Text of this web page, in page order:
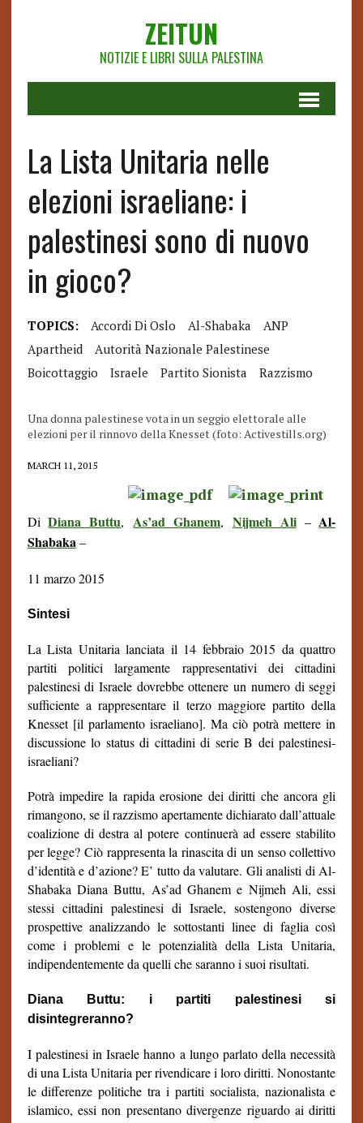
ZEITUN
NOTIZIE E LIBRI SULLA PALESTINA
La Lista Unitaria nelle
elezioni israeliane: i
palestinesi sono di nuovo
in gioco?
TOPICS: Accordi Di Oslo Al-Shabaka
ANP
Apartheid
Autorità Nazionale Palestinese
Boicottaggio
Israele Partito Sionista Razzismo
Una donna palestinese vota in un seggio elettorale alle
elezioni per il rinnovo della Knesset (foto: Activestills.org)
MARCH 11, 2015
DiDiana Buttu, As’ad Ghanem, Nijmeh Ali– Al-
Shabaka –
11 marzo 2015
Sintesi
La Lista Unitaria lanciata il 14 febbraio 2015 da quattro
partiti politici largamente rappresentativi dei cittadini
palestinesi di Israele dovrebbe ottenere un numero di seggi
sufficiente a rappresentare il terzo maggiore partito della
Knesset [il parlamento israeliano]. Ma ciò potrà mettere in
discussione lo status di cittadini di serie B dei palestinesi-
israeliani?
Potrà impedire la rapida erosione dei diritti che ancora gli
rimangono, se il razzismo apertamente dichiarato dall’attuale
coalizione di destra al potere continuerà ad essere stabilito
per legge? Ciò rappresenta la rinascita di un senso collettivo
d’identità e d’azione? E’ tutto da valutare. Gli analisti di Al-
Shabaka Diana Buttu, As’ad Ghanem e Nijmeh Ali, essi
stessi cittadini palestinesi di Israele, sostengono diverse
prospettive analizzando le sottostanti linee di faglia così
come i problemi e le potenzialità della Lista Unitaria,
indipendentemente da quelli che saranno i suoi risultati.
Diana Buttu: i partiti palestinesi si
disintegreranno?
I palestinesi in Israele hanno a lungo parlato della necessità
di una Lista Unitaria per rivendicare i loro diritti. Nonostante
le differenze politiche tra i partiti socialista, nazionalista e
islamico, essi non presentano divergenze riguardo ai diritti